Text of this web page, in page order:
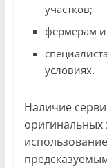
участков;
фермерам
условиях.
Наличие
оригинальных